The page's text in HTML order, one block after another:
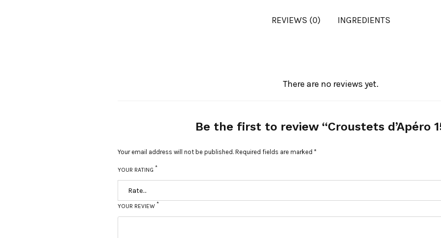
REVIEWS (0) INGREDIENTS
There are no reviews yet.
Be the first to review “Croustets d’Apéro
Your email address will not be published. Required fields are marked *
YOUR RATING *
YOUR REVIEW *